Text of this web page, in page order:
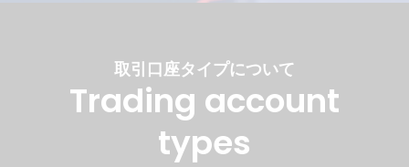
取引口座タイプについて
Trading account
types